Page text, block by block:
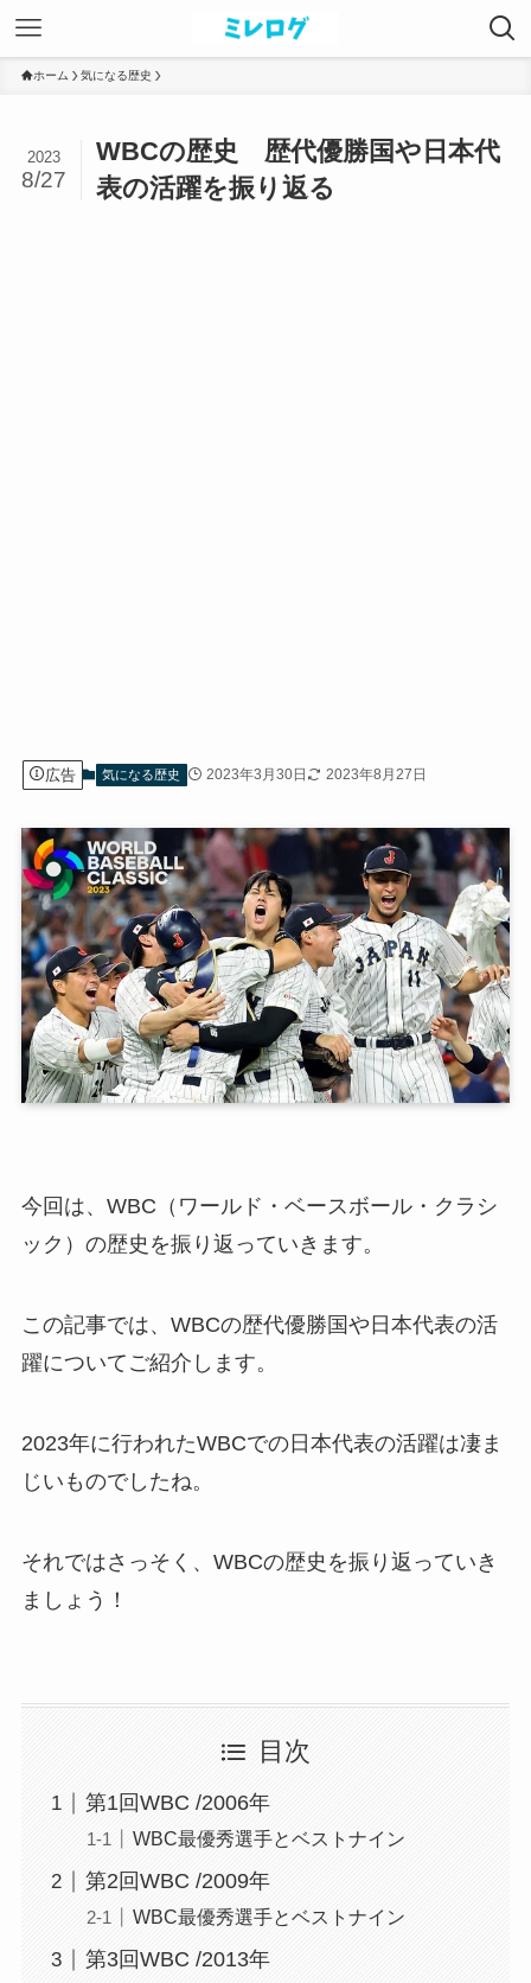
ホーム 気になる歴史
WBCの歴史 歴代優勝国や日本代
表の活躍を振り返る
2023
8/27
広告 気になる歴史 2023年3月30日 2023年8月27日
今回は、WBC（ワールド・ベースボール・クラシ
ック）の歴史を振り返っていきます。
この記事では、WBCの歴代優勝国や日本代表の活
躍についてご紹介します。
2023年に行われたWBCでの日本代表の活躍は凄ま
じいものでしたね。
それではさっそく、WBCの歴史を振り返っていき
ましょう！
目次
第1回WBC /2006年
WBC最優秀選手とベストナイン
第2回WBC /2009年
WBC最優秀選手とベストナイン
第3回WBC /2013年